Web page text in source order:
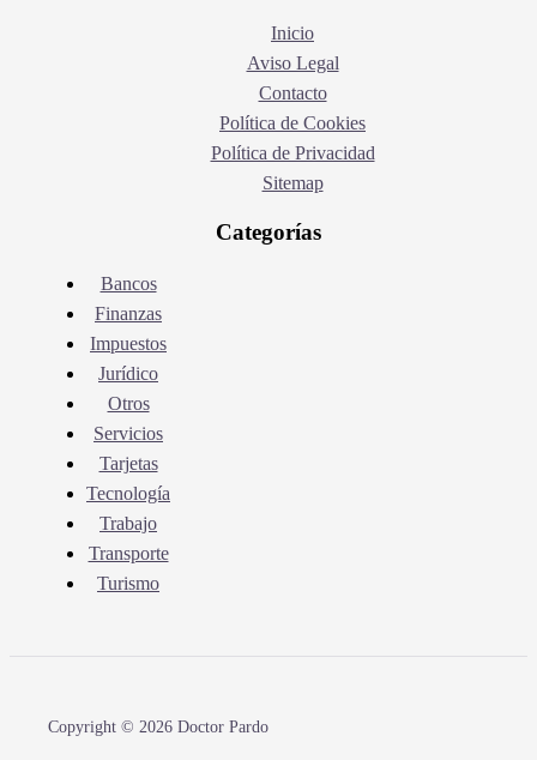
Inicio
Aviso Legal
Contacto
Política de Cookies
Política de Privacidad
Sitemap
Categorías
Bancos
Finanzas
Impuestos
Jurídico
Otros
Servicios
Tarjetas
Tecnología
Trabajo
Transporte
Turismo
Copyright © 2026 Doctor Pardo